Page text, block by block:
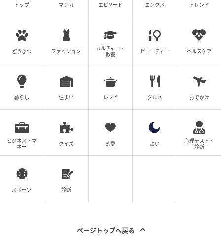
エキサイトニュース
トップ マンガ エピソード エンタメ トレンド
どうぶつ ファッション
カルチャー・
教養
ビューティー ヘルスケア
暮らし 住まい レシピ グルメ おでかけ
ビジネス・マ
ネー
クイズ 恋愛 占い
心理テスト・
診断
スポーツ 診断
ページトップへ戻る